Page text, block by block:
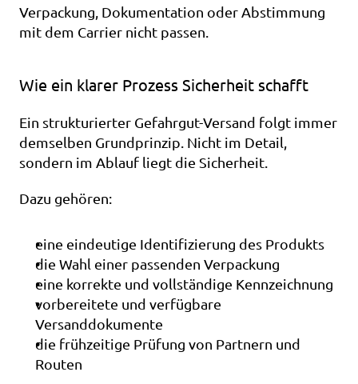
Verpackung, Dokumentation oder Abstimmung
mit dem Carrier nicht passen.
Wie ein klarer Prozess Sicherheit schafft
Ein strukturierter Gefahrgut-Versand folgt immer
demselben Grundprinzip. Nicht im Detail,
sondern im Ablauf liegt die Sicherheit.
Dazu gehören:
eine eindeutige Identifizierung des Produkts
die Wahl einer passenden Verpackung
eine korrekte und vollständige Kennzeichnung
vorbereitete und verfügbare
Versanddokumente
die frühzeitige Prüfung von Partnern und
Routen